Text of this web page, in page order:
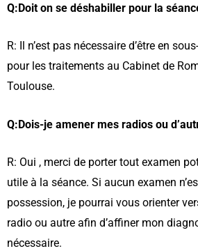
Q:Doit on se déshabiller pour la
R: Il n’est pas nécessaire d’être en
pour les traitements au Cabinet de
Toulouse.
Q:Dois-je amener mes radios ou
R: Oui , merci de porter tout examen
utile à la séance. Si aucun examen
possession, je pourrai vous orienter
radio ou autre afin d’affiner mon
nécessaire.